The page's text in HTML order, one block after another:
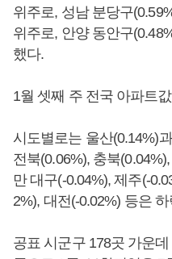
위주로, 성남 분당구
위주로, 안양 동안구
했다.
1월 셋째 주 전국 아파트
시도별로는 울산(0.14%)
전북(0.06%), 충북
만 대구(-0.04%), 제주(-
2%), 대전(-0.02%) 등은
공표 시군구 178곳 가운